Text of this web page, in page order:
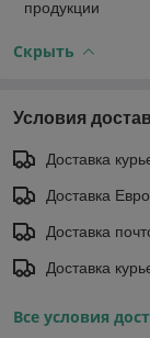
продукции
Скрыть
Условия
Доставка
Доставка
Доставка
Доставка
Все условия